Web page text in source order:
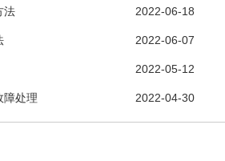
2022-06-18
法
2022-06-07
2022-05-12
2022-04-30
障处理